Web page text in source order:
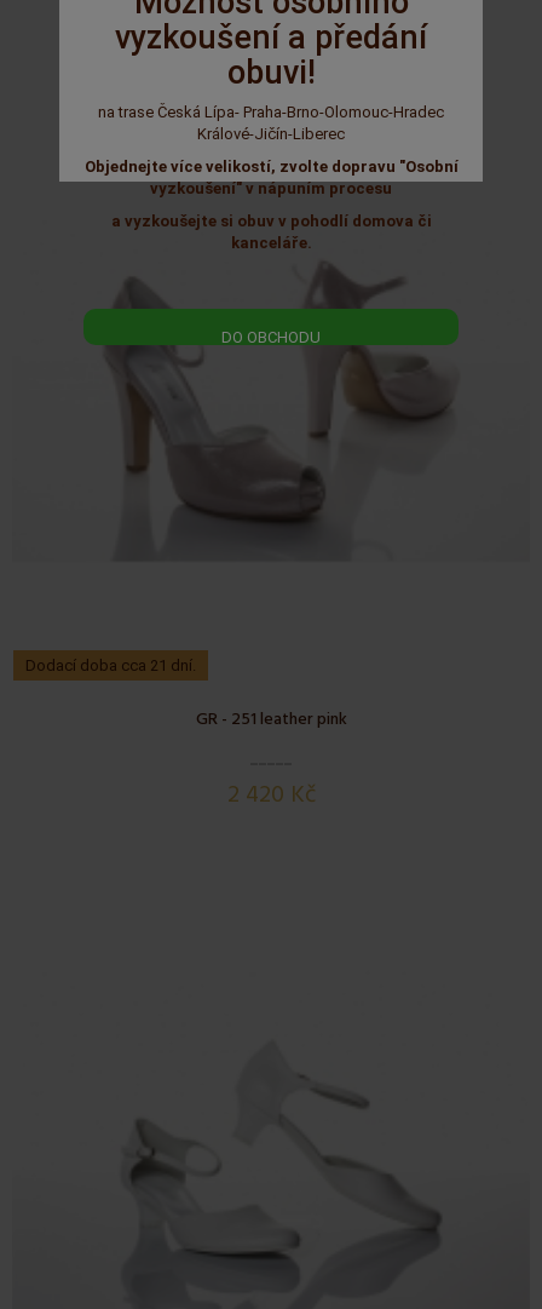
vyzkoušení a předání
obuvi!
na trase Česká Lípa- Praha-Brno-Olomouc-Hradec
Králové-Jičín-Liberec
Objednejte více velikostí, zvolte dopravu "Osobní
vyzkoušení" v nápuním procesu
a vyzkoušejte si obuv v pohodlí domova či
kanceláře.
DO OBCHODU
1 890 Kč
GR - 251 leather pink
2 420 Kč
Dodací doba cca 21 dní.